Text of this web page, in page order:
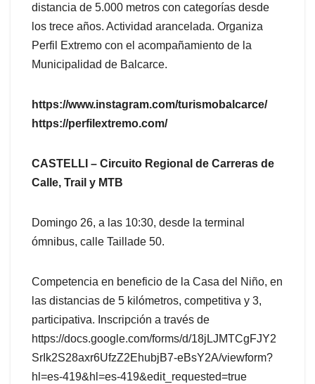
distancia de 5.000 metros con categorías desde
los trece años. Actividad arancelada. Organiza
Perfil Extremo con el acompañamiento de la
Municipalidad de Balcarce.
https://www.instagram.com/turismobalcarce/
https://perfilextremo.com/
CASTELLI – Circuito Regional de Carreras de
Calle, Trail y MTB
Domingo 26, a las 10:30, desde la terminal
ómnibus, calle Taillade 50.
Competencia en beneficio de la Casa del Niño, en
las distancias de 5 kilómetros, competitiva y 3,
participativa. Inscripción a través de
https://docs.google.com/forms/d/18jLJMTCgFJY2
SrIk2S28axr6UfzZ2EhubjB7-eBsY2A/viewform?
hl=es-419&hl=es-419&edit_requested=true